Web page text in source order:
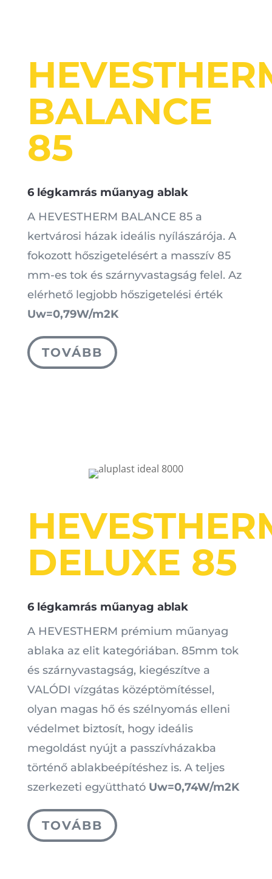
BALANCE
85
6 légkamrás műanyag ablak
A HEVESTHERM BALANCE 85 a
kertvárosi házak ideális nyílászárója. A
fokozott hőszigetelésért a masszív 85
mm-es tok és szárnyvastagság felel. Az
elérhető legjobb hőszigetelési érték
Uw=0,79W/m2K
TOVÁBB
DELUXE 85
6 légkamrás műanyag ablak
A HEVESTHERM prémium műanyag
ablaka az elit kategóriában. 85mm tok
és szárnyvastagság, kiegészítve a
VALÓDI vízgátas középtömítéssel,
olyan magas hő és szélnyomás elleni
védelmet biztosít, hogy ideális
megoldást nyújt a passzívházakba
történő ablakbeépítéshez is. A teljes
szerkezeti együttható Uw=0,74W/m2K
TOVÁBB